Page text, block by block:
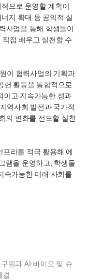
으로 운영할 계획이
지 확대 등 공익적 실
사업을 통해 학생들이
접 배우고 실천할 수
이 협력사업의 기획과
헌 활동을 통합적으로
이고 지속가능한 성과
역사회 발전과 국가적
의 변화를 선도할 실천
라를 적극 활용해 에
램을 운영하고, 학생들
속가능한 미래 사회를
원과 AI·바이오 및 슈
결